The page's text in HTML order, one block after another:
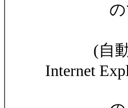
ので、
(自動入
Internet